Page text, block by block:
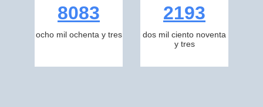
8083
ocho mil ochenta y tres
2193
dos mil ciento noventa
y tres